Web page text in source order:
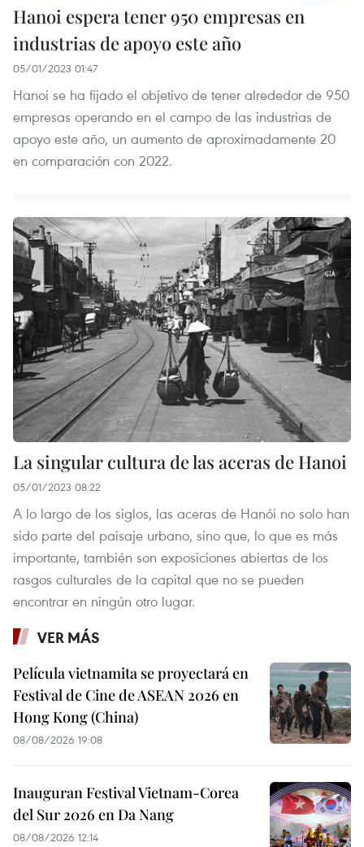
Hanoi espera tener 950 empresas en
industrias de apoyo este año
05/01/2023 01:47
Hanoi se ha fijado el objetivo de tener alrededor de 950
empresas operando en el campo de las industrias de
apoyo este año, un aumento de aproximadamente 20
en comparación con 2022.
La singular cultura de las aceras de Hanoi
05/01/2023 08:22
A lo largo de los siglos, las aceras de Hanói no solo han
sido parte del paisaje urbano, sino que, lo que es más
importante, también son exposiciones abiertas de los
rasgos culturales de la capital que no se pueden
encontrar en ningún otro lugar.
VER MÁS
Película vietnamita se proyectará en
Festival de Cine de ASEAN 2026 en
Hong Kong (China)
08/08/2026 19:08
Inauguran Festival Vietnam-Corea
del Sur 2026 en Da Nang
08/08/2026 12:14